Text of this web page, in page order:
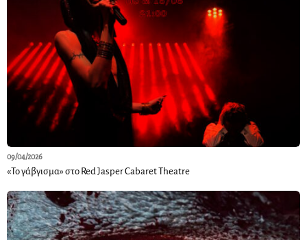
09/04/2026
«Το γάβγισμα» στο Red Jasper Cabaret Theatre